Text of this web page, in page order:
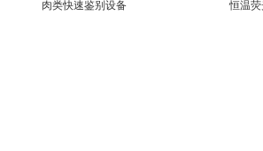
肉类快速鉴别设备 恒温荧光检测仪